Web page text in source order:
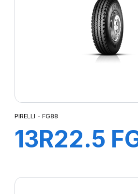
PIRELLI - FG88
13R22.5